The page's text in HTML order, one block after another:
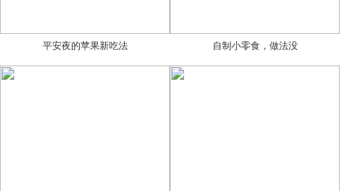
平安夜的苹果新吃法 自制小零食，做法没